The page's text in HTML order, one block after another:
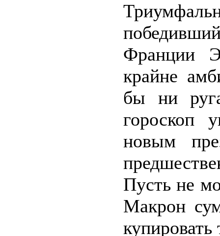
Франции
крайне
бы ни
гороскоп
новым
Пусть не
Макрон
купировать